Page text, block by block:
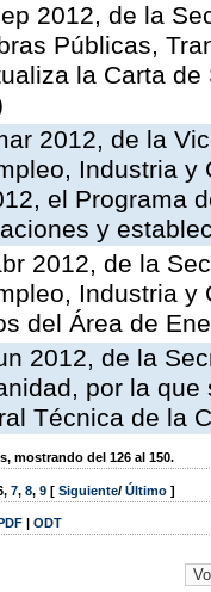
2012, de la
Públicas,
la Carta
2012, de la
Industria
el Programa
y
2012, de la
Industria
del Área de
2012, de la
por la
Técnica de la
mostrando del 126 al 150.
, 7, 8, 9 [ Siguiente/ Último ]
| ODT